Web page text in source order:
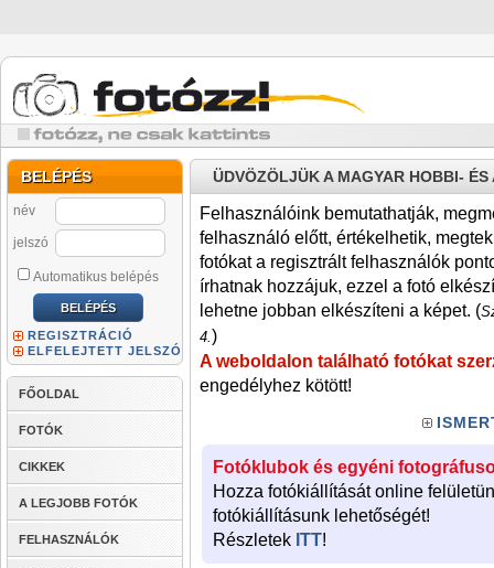
BELÉPÉS
név
jelszó
Automatikus belépés
REGISZTRÁCIÓ
ELFELEJTETT JELSZÓ
FŐOLDAL
FOTÓK
CIKKEK
A LEGJOBB FOTÓK
FELHASZNÁLÓK
ÜDVÖZÖLJÜK A MAGYAR HOBBI-
Felhasználóink bemutathatják,
felhasználó előtt, értékelhetik,
fotókat a regisztrált felhasználók
írhatnak hozzájuk, ezzel a fotó
lehetne jobban elkészíteni a képet. (
4.)
A weboldalon található fotókat
engedélyhez kötött!
Fotóklubok és egyéni
Hozza fotókiállítását online
fotókiállításunk lehetőségét!
Részletek ITT!